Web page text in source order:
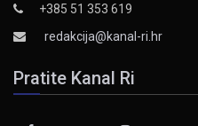
+385 51 353 619
redakcija@kanal-ri.hr
Pratite Kanal Ri